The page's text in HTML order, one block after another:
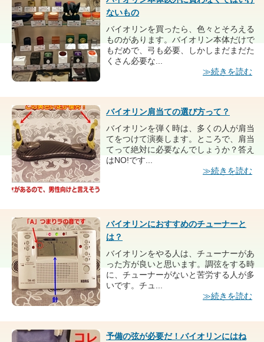
ないもの
バイオリンを買ったら、色々とそろえる
ものがあります。バイオリン本体だけで
もだめで、弓も必要、しかしまだまだた
くさん必要な...
≫続きを読む
バイオリン肩当ての選び方って？
バイオリンを弾く時は、多くの人が肩当
てをつけて演奏します。ところで、肩当
てって絶対に必要なんでしょうか？答え
はNO!です...
≫続きを読む
バイオリンにおすすめのチューナーと
は？
バイオリンをやる人は、チューナーがあ
った方が良いと思います。調弦をする時
に、チューナーがないと苦労する人が多
いです。チュ...
≫続きを読む
予備の弦が必要だ！バイオリンにはね